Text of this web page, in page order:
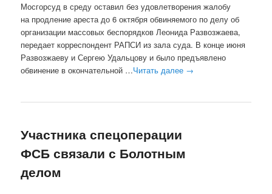
Мосгорсуд в среду оставил без удовлетворения жалобу
на продление ареста до 6 октября обвиняемого по делу об
организации массовых беспорядков Леонида Развозжаева,
передает корреспондент РАПСИ из зала суда. В конце июня
Развозжаеву и Сергею Удальцову и было предъявлено
обвинение в окончательной …Читать далее →
Участника спецоперации
ФСБ связали с Болотным
делом